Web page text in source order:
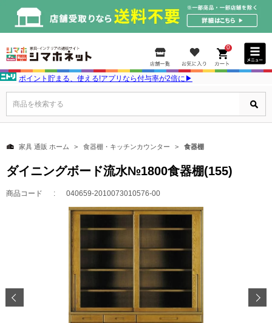
0
ポイント貯まる、使える!アプリなら付与率が2倍に▶
商品を検索する
家具 通販 ホーム 食器棚・キッチンカウンター 食器棚
ダイニングボード流水№1800食器棚(155)
商品コード 040659-2010073010576-00